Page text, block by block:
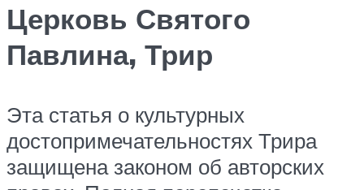
Церковь Святого
Павлина, Трир
Эта статья о культурных
достопримечательностях Трира
защищена законом об авторских